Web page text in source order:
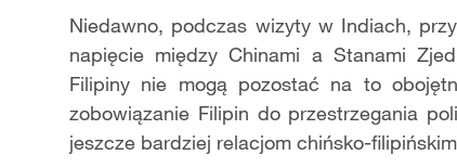
Niedawno, podczas wizyty w Indiach,
napięcie między Chinami a Stanami
Filipiny nie mogą pozostać na to
zobowiązanie Filipin do przestrzegania
jeszcze bardziej relacjom chińsko-